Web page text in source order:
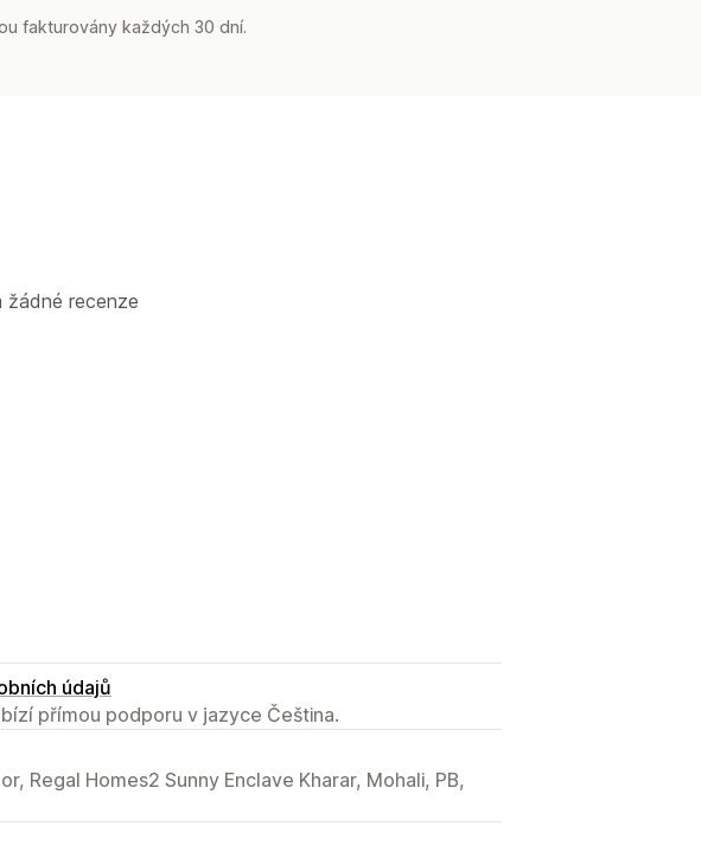
fakturovány každých 30 dní.
žádné recenze
údajů
přímou podporu v jazyce Čeština.
Regal Homes2 Sunny Enclave Kharar, Mohali, PB,